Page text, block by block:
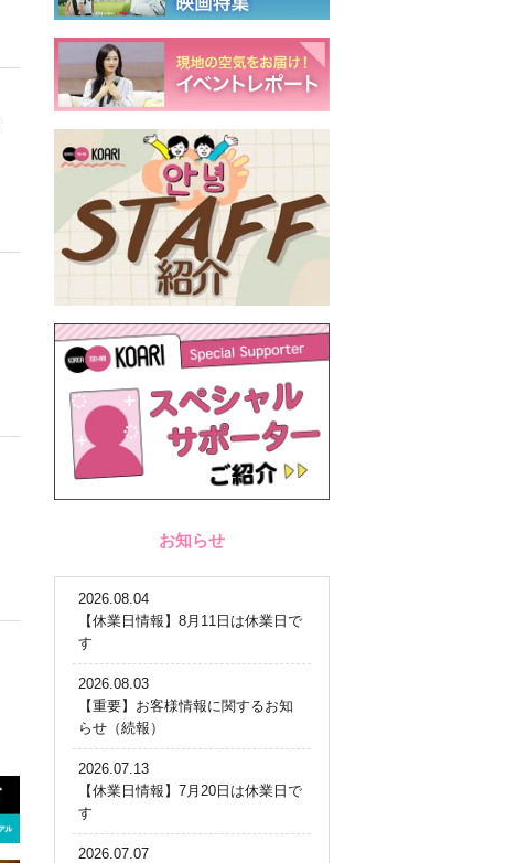
お知らせ
2026.08.04
【休業日情報】8月11日は休業日で
す
2026.08.03
【重要】お客様情報に関するお知
らせ（続報）
2026.07.13
【休業日情報】7月20日は休業日で
す
2026.07.07